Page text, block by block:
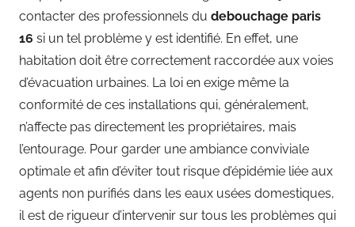
contacter des professionnels du debouchage paris
16 si un tel problème y est identifié. En effet, une
habitation doit être correctement raccordée aux voies
d’évacuation urbaines. La loi en exige même la
conformité de ces installations qui, généralement,
n’affecte pas directement les propriétaires, mais
l’entourage. Pour garder une ambiance conviviale
optimale et afin d’éviter tout risque d’épidémie liée aux
agents non purifiés dans les eaux usées domestiques,
il est de rigueur d’intervenir sur tous les problèmes qui